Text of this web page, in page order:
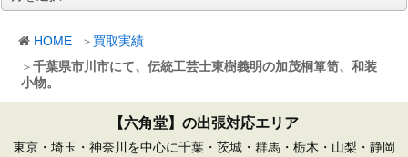
HOME
買取実績
千葉県市川市にて、伝統工芸士東樹義明の加茂桐箪笥、和装
小物。
ー
【六角堂】の出張対応エリア
東京・埼玉・神奈川を中心に千葉・茨城・群馬・栃木・山梨・静岡